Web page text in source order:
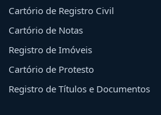
Cartório de Registro Civil
Cartório de Notas
Registro de Imóveis
Cartório de Protesto
Registro de Títulos e Documentos